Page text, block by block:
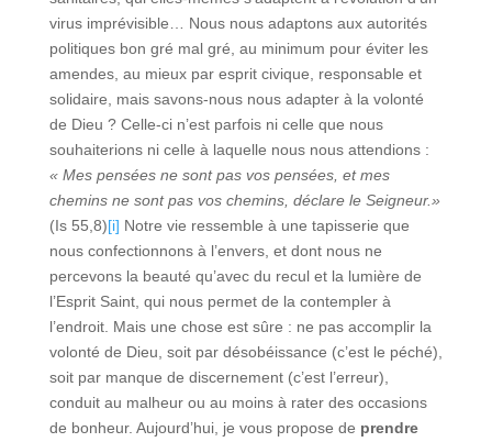
virus imprévisible… Nous nous adaptons aux autorités
politiques bon gré mal gré, au minimum pour éviter les
amendes, au mieux par esprit civique, responsable et
solidaire, mais savons-nous nous adapter à la volonté
de Dieu ? Celle-ci n’est parfois ni celle que nous
souhaiterions ni celle à laquelle nous nous attendions :
« Mes pensées ne sont pas vos pensées, et mes
chemins ne sont pas vos chemins, déclare le Seigneur.»
(Is 55,8)[i] Notre vie ressemble à une tapisserie que
nous confectionnons à l’envers, et dont nous ne
percevons la beauté qu’avec du recul et la lumière de
l’Esprit Saint, qui nous permet de la contempler à
l’endroit. Mais une chose est sûre : ne pas accomplir la
volonté de Dieu, soit par désobéissance (c’est le péché),
soit par manque de discernement (c’est l’erreur),
conduit au malheur ou au moins à rater des occasions
de bonheur. Aujourd’hui, je vous propose de prendre